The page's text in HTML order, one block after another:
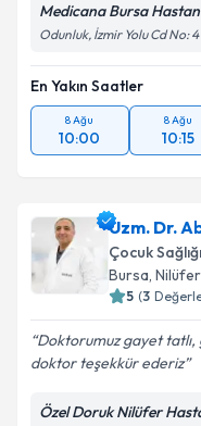
Medicana Bursa
Odunluk, İzmir Yolu Cd No:
En Yakın Saatler
8 Ağu
10:00
8 Ağu
10:15
Uzm. Dr.
Çocuk
Bursa, Nilüfer
5 (3
Doktorumuz gayet
doktor teşekkür ederiz
Özel Doruk Nilüfer